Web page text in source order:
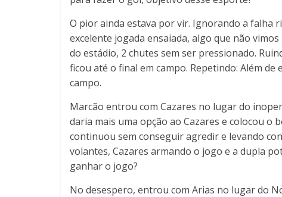
O pior ainda estava por vir. Ignorando a falha
excelente jogada ensaiada, algo que não
do estádio, 2 chutes sem ser pressionado.
ficou até o final em campo. Repetindo: Além
campo.
Marcão entrou com Cazares no lugar do
daria mais uma opção ao Cazares e colocou o
continuou sem conseguir agredir e levando
volantes, Cazares armando o jogo e a dupla
ganhar o jogo?
No desespero, entrou com Arias no lugar do